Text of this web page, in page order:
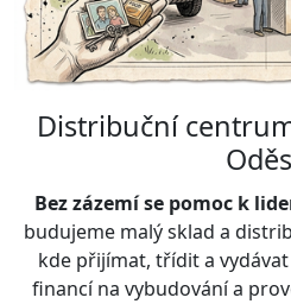
Distribuční
Bez zázemí se pomoc k
budujeme malý sklad a
kde přijímat, třídit a
financí na vybudování a